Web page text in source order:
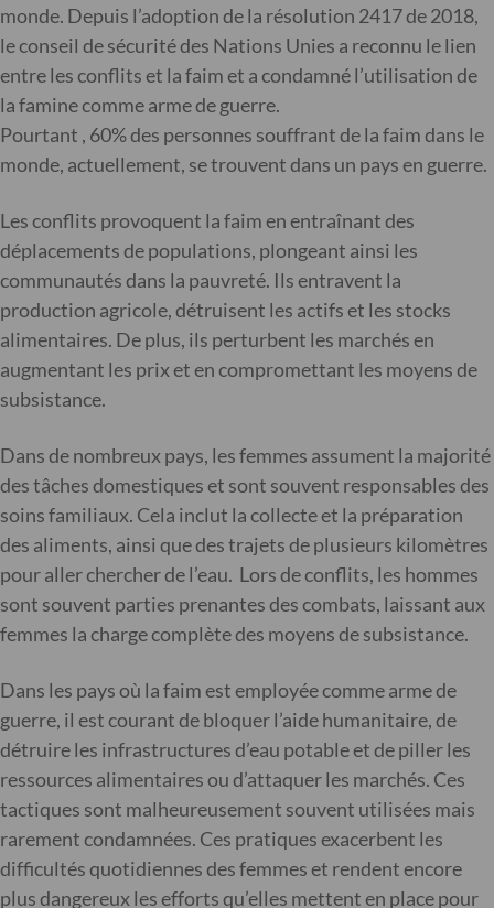
monde. Depuis l’adoption de la résolution 2417 de 2018,
le conseil de sécurité des Nations Unies a reconnu le lien
entre les conflits et la faim et a condamné l’utilisation de
la famine comme arme de guerre.
Pourtant , 60% des personnes souffrant de la faim dans le
monde, actuellement, se trouvent dans un pays en guerre.
Les conflits provoquent la faim en entraînant des
déplacements de populations, plongeant ainsi les
communautés dans la pauvreté. Ils entravent la
production agricole, détruisent les actifs et les stocks
alimentaires. De plus, ils perturbent les marchés en
augmentant les prix et en compromettant les moyens de
subsistance.
Dans de nombreux pays, les femmes assument la majorité
des tâches domestiques et sont souvent responsables des
soins familiaux. Cela inclut la collecte et la préparation
des aliments, ainsi que des trajets de plusieurs kilomètres
pour aller chercher de l’eau. Lors de conflits, les hommes
sont souvent parties prenantes des combats, laissant aux
femmes la charge complète des moyens de subsistance.
Dans les pays où la faim est employée comme arme de
guerre, il est courant de bloquer l’aide humanitaire, de
détruire les infrastructures d’eau potable et de piller les
ressources alimentaires ou d’attaquer les marchés. Ces
tactiques sont malheureusement souvent utilisées mais
rarement condamnées. Ces pratiques exacerbent les
difficultés quotidiennes des femmes et rendent encore
plus dangereux les efforts qu’elles mettent en place pour